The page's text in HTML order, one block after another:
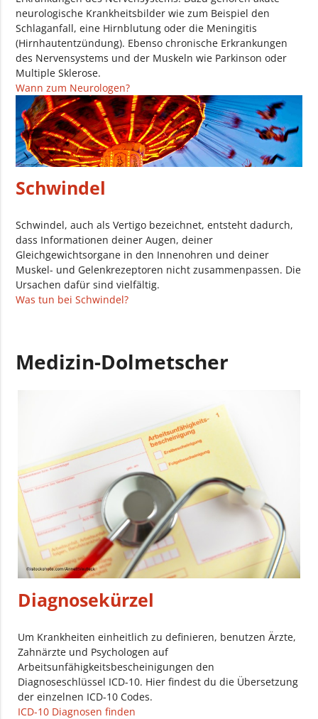
neurologische Krankheitsbilder wie zum Beispiel den
Schlaganfall, eine Hirnblutung oder die Meningitis
(Hirnhautentzündung). Ebenso chronische Erkrankungen
des Nervensystems und der Muskeln wie Parkinson oder
Multiple Sklerose.
Wann zum Neurologen?
Schwindel
Schwindel, auch als Vertigo bezeichnet, entsteht dadurch,
dass Informationen deiner Augen, deiner
Gleichgewichtsorgane in den Innenohren und deiner
Muskel- und Gelenkrezeptoren nicht zusammenpassen. Die
Ursachen dafür sind vielfältig.
Was tun bei Schwindel?
Medizin-Dolmetscher
Diagnosekürzel
Um Krankheiten einheitlich zu definieren, benutzen Ärzte,
Zahnärzte und Psychologen auf
Arbeitsunfähigkeitsbescheinigungen den
Diagnoseschlüssel ICD-10. Hier findest du die Übersetzung
der einzelnen ICD-10 Codes.
ICD-10 Diagnosen finden